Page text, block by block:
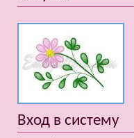
Вход в систему